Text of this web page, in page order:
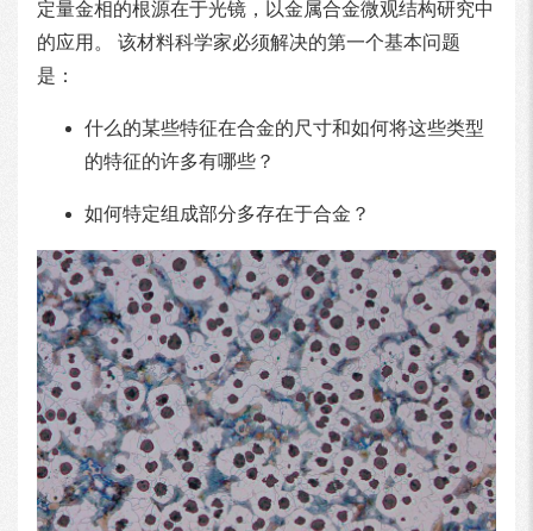
定量金相的根源在于光镜，以金属合金微观结构研究中
的应用。 该材料科学家必须解决的第一个基本问题
是：
什么的某些特征在合金的尺寸和如何将这些类型
的特征的许多有哪些？
如何特定组成部分多存在于合金？